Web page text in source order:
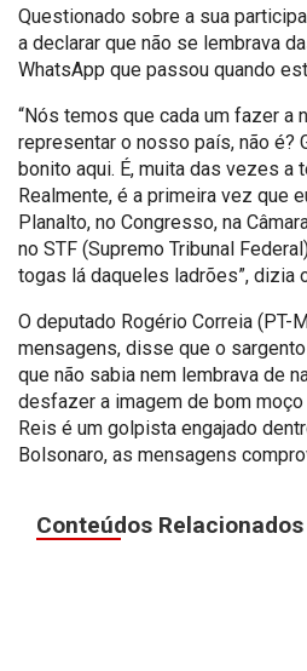
Questionado sobre a sua
a declarar que não se lembrava
WhatsApp que passou quando
“Nós temos que cada um fazer a
representar o nosso país, não é?
bonito aqui. É, muita das vezes a
Realmente, é a primeira vez que
Planalto, no Congresso, na
no STF (Supremo Tribunal
togas lá daqueles ladrões”, dizia
O deputado Rogério Correia (PT-
mensagens, disse que o
que não sabia nem lembrava de
desfazer a imagem de bom
Reis é um golpista engajado
Bolsonaro, as mensagens
Conteúdos Relacionados